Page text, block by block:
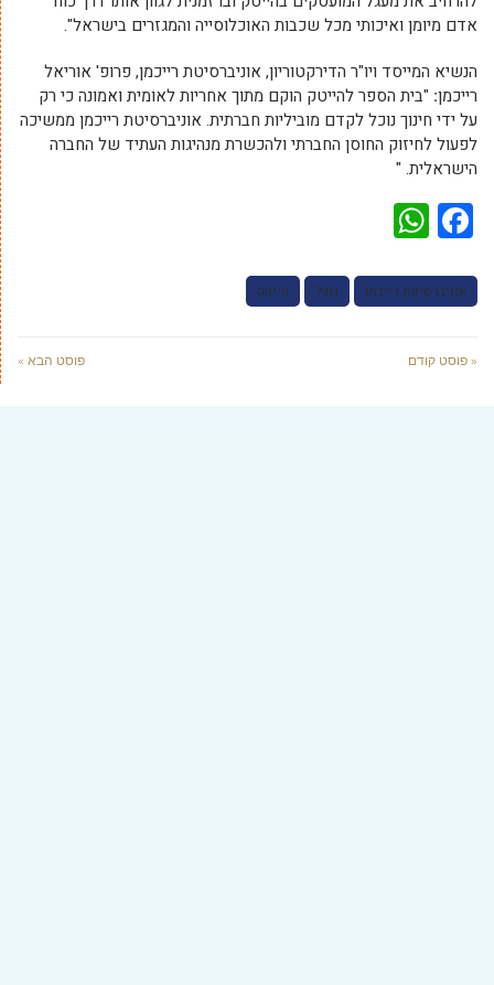
אדם מיומן ואיכותי מכל שכבות האוכלוסייה והמגזרים בישראל".
הנשיא המייסד ויו"ר הדירקטוריון, אוניברסיטת רייכמן, פרופ' אוריאל
רייכמן: "בית הספר להייטק הוקם מתוך אחריות לאומית ואמונה כי רק
על ידי חינוך נוכל לקדם מוביליות חברתית. אוניברסיטת רייכמן ממשיכה
לפעול לחיזוק החוסן החברתי ולהכשרת מנהיגות העתיד של החברה
הישראלית. "
Facebook
אוניברסיטת רייכמן גוגל הייטק
« פוסט קודם פוסט הבא »